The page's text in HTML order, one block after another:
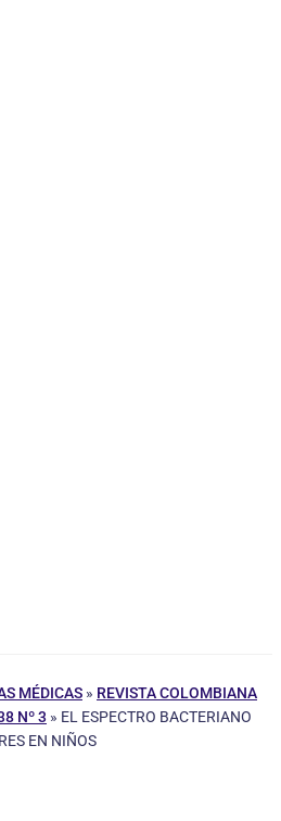
MÉDICAS » REVISTA COLOMBIANA
Nº 3 » EL ESPECTRO BACTERIANO
EN NIÑOS